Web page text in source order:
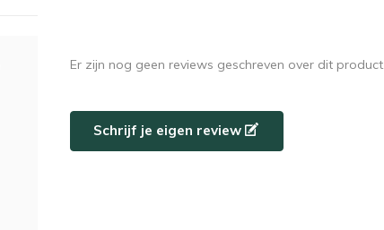
Er zijn nog geen reviews geschreven over dit product.
Schrijf je eigen review